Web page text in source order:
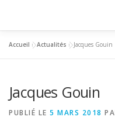
SORTIES CLUB
Accueil »Actualités »Jacques Gouin
Jacques Gouin
PUBLIÉ LE 5 MARS 2018